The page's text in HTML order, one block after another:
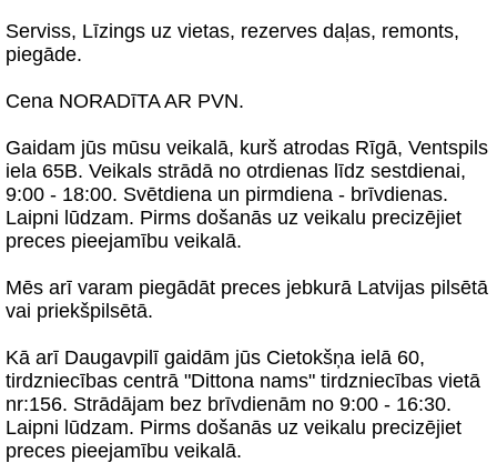
Serviss, Līzings uz vietas, rezerves daļas, remonts,
piegāde.
Cena NORADīTA AR PVN.
Gaidam jūs mūsu veikalā, kurš atrodas Rīgā, Ventspils
iela 65B. Veikals strādā no otrdienas līdz sestdienai,
9:00 - 18:00. Svētdiena un pirmdiena - brīvdienas.
Laipni lūdzam. Pirms došanās uz veikalu precizējiet
preces pieejamību veikalā.
Mēs arī varam piegādāt preces jebkurā Latvijas pilsētā
vai priekšpilsētā.
Kā arī Daugavpilī gaidām jūs Cietokšņa ielā 60,
tirdzniecības centrā "Dittona nams" tirdzniecības vietā
nr:156. Strādājam bez brīvdienām no 9:00 - 16:30.
Laipni lūdzam. Pirms došanās uz veikalu precizējiet
preces pieejamību veikalā.